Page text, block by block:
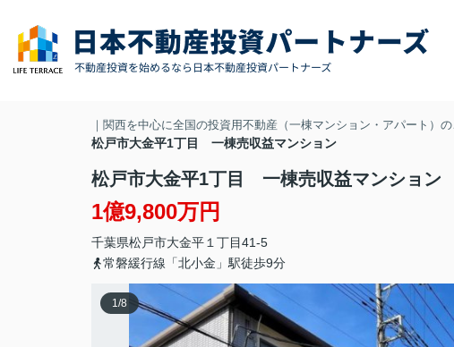
｜関西を中心に全国の投資用不動産（一棟マンション・アパート）
松戸市大金平1丁目 一棟売収益マンション
松戸市大金平1丁目 一棟売収益マンション
1億9,800万円
千葉県松戸市大金平 １丁目41-5
常磐緩行線「北小金」駅徒歩9分
1/8